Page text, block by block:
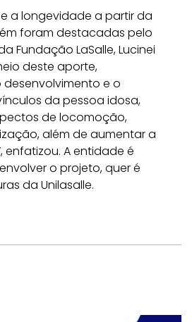
a longevidade a partir da
foram destacadas pelo
Fundação LaSalle, Lucinei
deste aporte,
e o
da pessoa idosa,
de locomoção,
além de aumentar a
enfatizou. A entidade é
o projeto, quer é
da Unilasalle.